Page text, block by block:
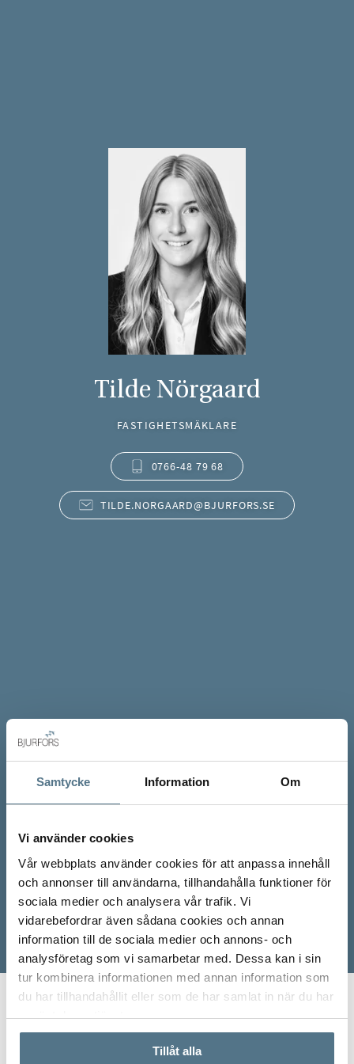
Samtycke Information Om
Vi använder cookies
Vår webbplats använder cookies för att anpassa innehåll
och annonser till användarna, tillhandahålla funktioner för
sociala medier och analysera vår trafik. Vi
vidarebefordrar även sådana cookies och annan
information till de sociala medier och annons- och
analysföretag som vi samarbetar med. Dessa kan i sin
tur kombinera informationen med annan information som
du har tillhandahållit eller som de har samlat in när du har
använt deras tjänster.
Tillåt alla
Tilde Nörgaard
FASTIGHETSMÄKLARE
0766-48 79 68
TILDE.NORGAARD@BJURFORS.SE
Start Våra mäklare Tilde Nörgaard
Tilde är en engagerad mäklare som brinner för varje uppdrag